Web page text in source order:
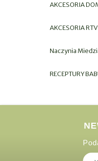
AKCESORIA
AKCESORIA RTV
Naczynia
RECEPTURY